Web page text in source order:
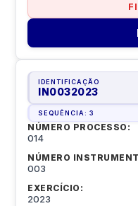
IDENTIFICAÇÃO
IN0032023
SEQUÊNCIA:3
NÚMERO PROCESSO:
014
NÚMERO
003
EXERCÍCIO:
2023